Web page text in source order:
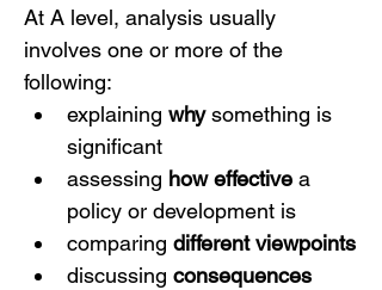
At A level, analysis usually
involves one or more of the
following:
explaining why something is
significant
assessing how effective a
policy or development is
comparing different viewpoints
discussing consequences